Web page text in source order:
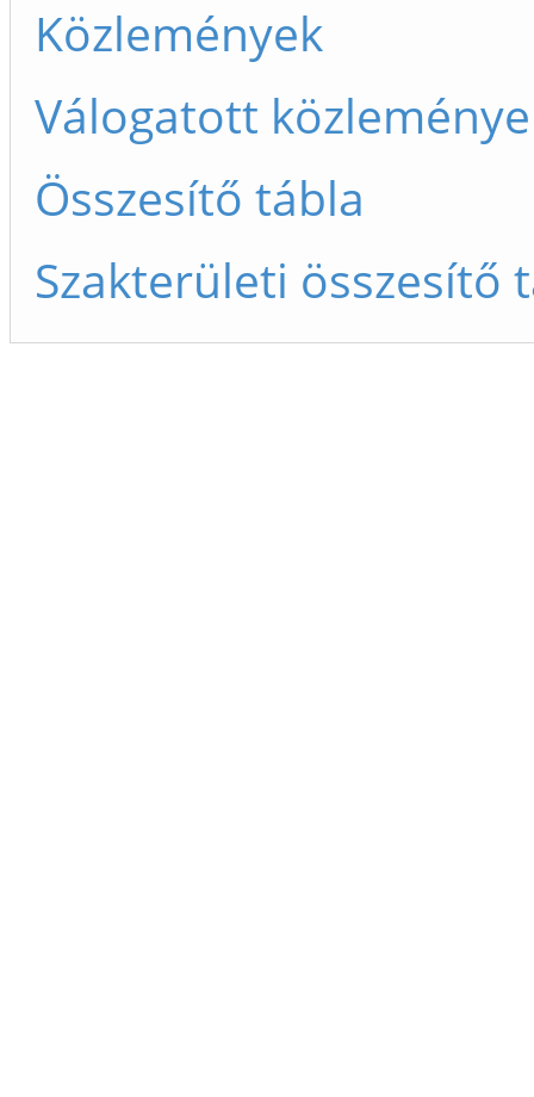
Közlemények
Válogatott
Összesítő tábla
Szakterületi összesítő